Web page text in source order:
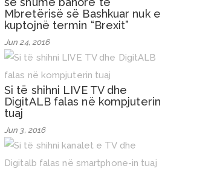
Mbretërisë së Bashkuar nuk e
kuptojnë termin “Brexit”
Jun 24, 2016
Si të shihni LIVE TV dhe
DigitALB falas në kompjuterin
tuaj
Jun 3, 2016